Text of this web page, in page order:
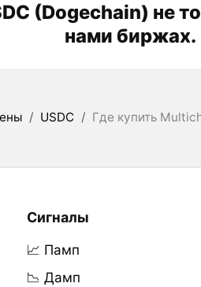
(Dogechain) не
нами биржах.
/ USDC / Где купить
Сигналы
📈 Памп
📉 Дамп